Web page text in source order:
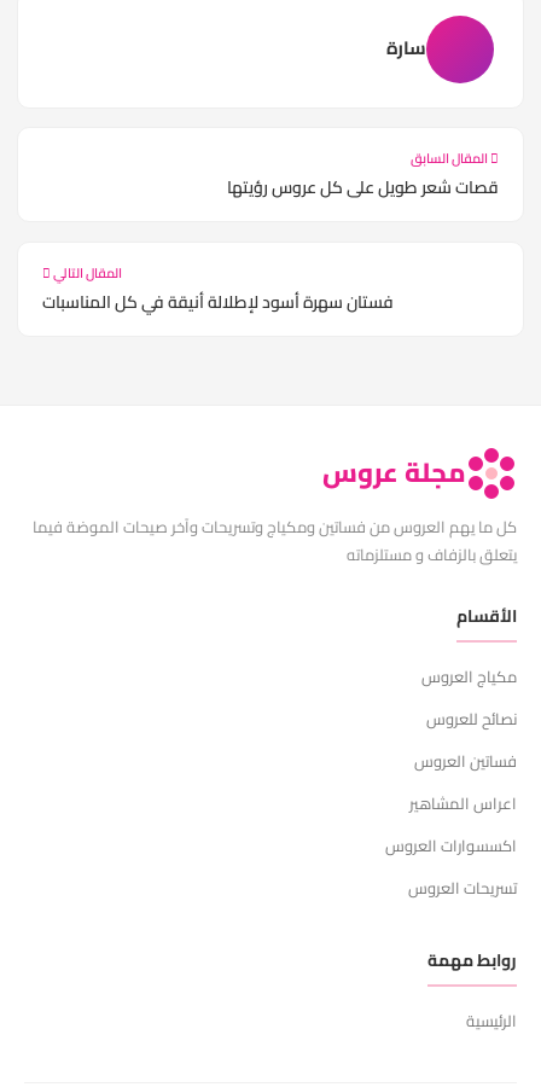
سارة
المقال السابق
قصات شعر طويل على كل عروس رؤيتها
المقال التالي
فستان سهرة أسود لإطلالة أنيقة في كل المناسبات
مجلة عروس
كل ما يهم العروس من فساتين ومكياج وتسريحات وآخر صيحات الموضة فيما
يتعلق بالزفاف و مستلزماته
الأقسام
مكياج العروس
نصائح للعروس
فساتين العروس
اعراس المشاهير
اكسسوارات العروس
تسريحات العروس
روابط مهمة
الرئيسية